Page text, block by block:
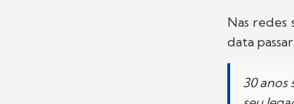
Nas redes
data
30 anos